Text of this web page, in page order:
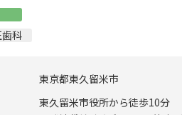
科
東京都東久留米市
東久留米市役所から徒歩10分